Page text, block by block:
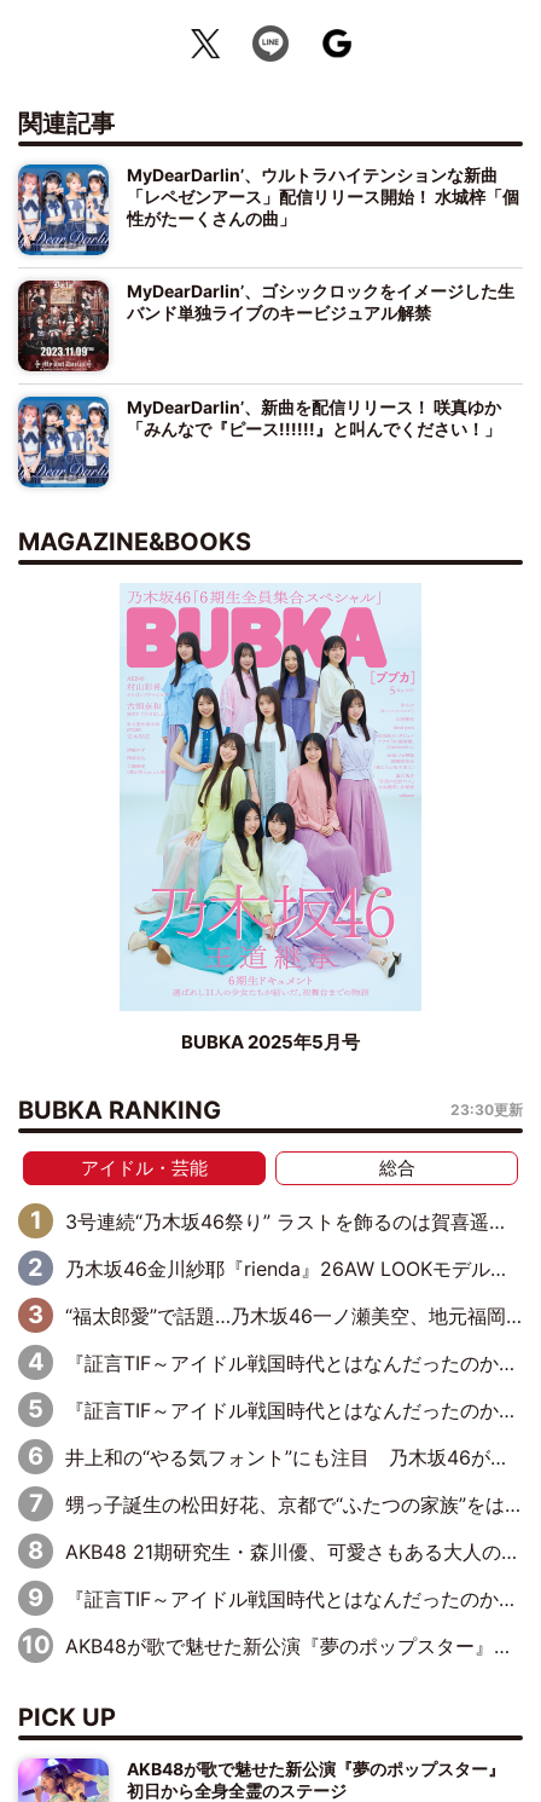
関連記事
MyDearDarlin’、ウルトラハイテンションな新曲
「レペゼンアース」配信リリース開始！ 水城梓「個
性がたーくさんの曲」
MyDearDarlin’、ゴシックロックをイメージした生
バンド単独ライブのキービジュアル解禁
MyDearDarlin’、新曲を配信リリース！ 咲真ゆか
「みんなで『ピース!!!!!!』と叫んでください！」
MAGAZINE&BOOKS
BUBKA 2025年5月号
BUBKA RANKING 23:30更新
アイドル・芸能 総合
3号連続“乃木坂46祭り” ラストを飾るのは賀喜遥香…5年ぶりの登場に「5年分大人になった私を見ていただけたら」
乃木坂46金川紗耶『rienda』26AW LOOKモデルに就任
“福太郎愛”で話題…乃木坂46一ノ瀬美空、地元福岡『めんべい25周年トップサポーター』に就任
『証言TIF～アイドル戦国時代とはなんだったのか～』第6回：でんぱ組.inc・古川未鈴×相沢梨紗「『ハロプロやりたかったな』って言ったら、夢眠ねむさんに『てめえはでんぱ組．incなんだよ！』って肩パンされて(笑)」
『証言TIF～アイドル戦国時代とはなんだったのか～』第11回：私立恵比寿中学・真山りか×安本彩花「TIFで10年ぶりのキョンシーメイクをしたら、場を完全に引かせてしまって。時代が変わったんだなって」
井上和の“やる気フォント”にも注目 乃木坂46が挑んだ書道パフォーマンスの舞台裏
甥っ子誕生の松田好花、京都で“ふたつの家族”をはしご！ “母”黒谷友香に見送られ、“父”松岡昌宏とはハシゴ酒
AKB48 21期研究生・森川優、可愛さもある大人の女性に
『証言TIF～アイドル戦国時代とはなんだったのか～』第10回：さくら学院・武藤彩未×飯田らうら「正直、中3で辞めるというのを信じてなくて。そう言われてはいたけど、嘘でしょって」
AKB48が歌で魅せた新公演『夢のポップスター』 初日から全身全霊のステージ
PICK UP
AKB48が歌で魅せた新公演『夢のポップスター』
初日から全身全霊のステージ